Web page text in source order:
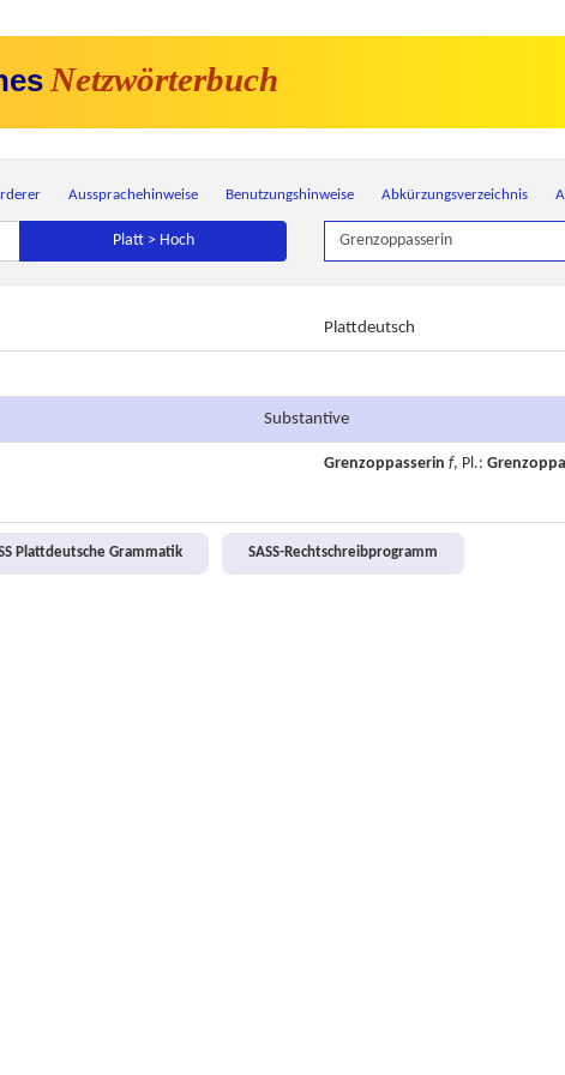
Netzwörterbuch
Aussprachehinweise Benutzungshinweise Abkürzungsverzeichnis
Platt > Hoch
Plattdeutsch
Substantive
Grenzoppasserin f, Pl.:
Plattdeutsche Grammatik
SASS-Rechtschreibprogramm